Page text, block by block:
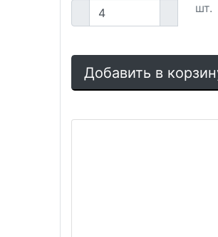
шт.
Добавить в